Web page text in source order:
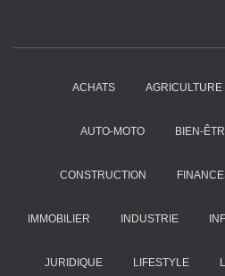
ACHATS AGRICULTURE
AUTO-MOTO BIEN-
CONSTRUCTION
IMMOBILIER INDUSTRIE
JURIDIQUE LIFESTYLE